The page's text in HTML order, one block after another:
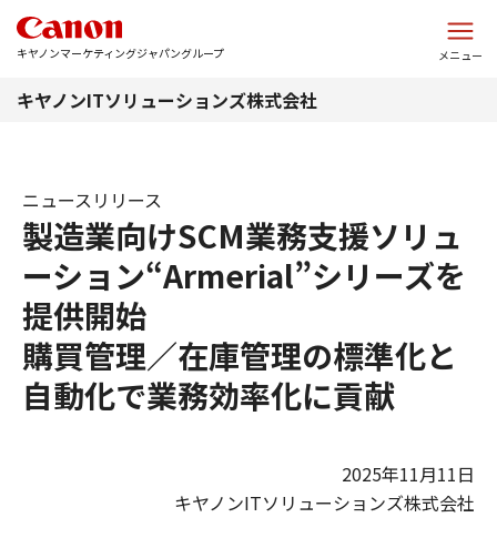
キヤノンマーケティングジャパングループ メニュー
キヤノンITソリューションズ株式会社
製造業向けSCM業務支援ソリュ
ーション“Armerial”シリーズを
提供開始
購買管理／在庫管理の標準化と
自動化で業務効率化に貢献
ニュースリリース
2025年11月11日
キヤノンITソリューションズ株式会社